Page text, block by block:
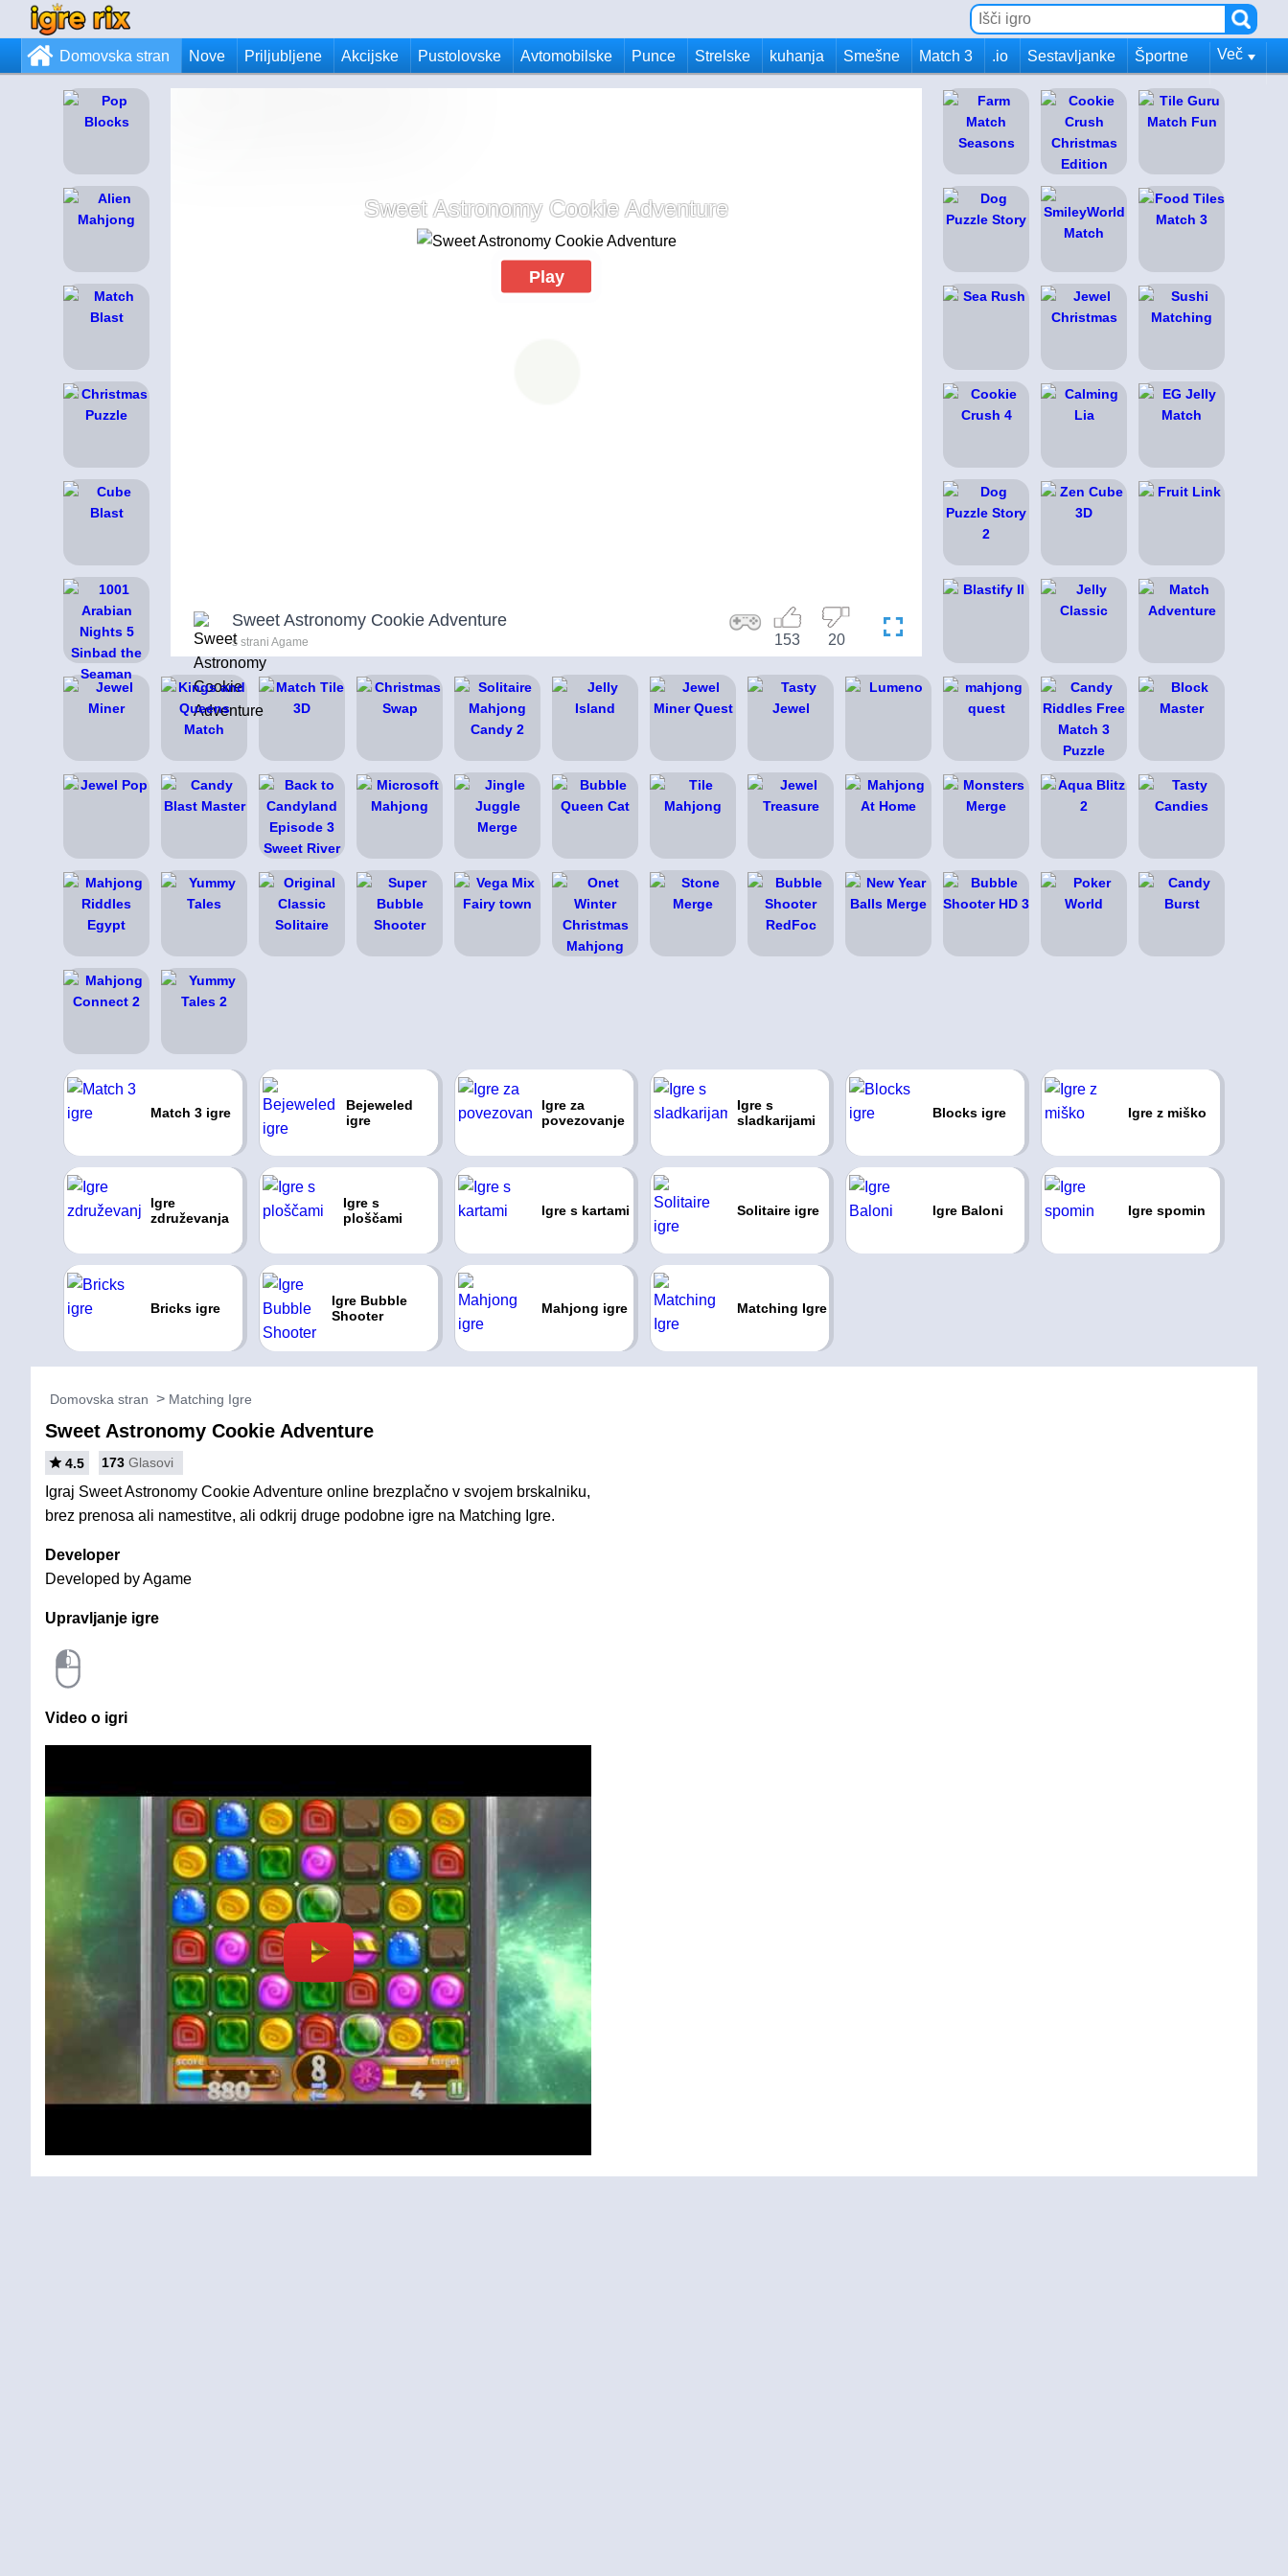
Domovska stran Nove Priljubljene Akcijske Pustolovske Avtomobilske Punce Strelske kuhanja Smešne Match 3 .io Sestavljanke Športne Več
Sweet Astronomy Cookie Adventure
Play
Sweet Astronomy Cookie Adventure
s strani Agame 20
153
Match 3 igre
Bejeweled
igre
Igre za
povezovanje
Igre s
sladkarijami
Blocks igre Igre z miško
Igre
združevanja
Igre s
ploščami
Igre s kartami Solitaire igre Igre Baloni Igre spomin
Bricks igre
Igre Bubble
Shooter
Mahjong igre Matching Igre
Domovska stran Matching Igre
Sweet Astronomy Cookie Adventure
4.5 173 Glasovi
Igraj Sweet Astronomy Cookie Adventure online brezplačno v svojem brskalniku,
brez prenosa ali namestitve, ali odkrij druge podobne igre na Matching Igre.
Developer
Developed by Agame
Upravljanje igre
Video o igri